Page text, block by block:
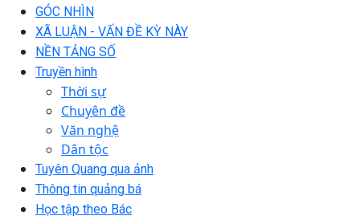
GÓC NHÌN
XÃ LUẬN - VẤN ĐỀ KỲ NÀY
NỀN TẢNG SỐ
Truyền hình
Thời sự
Chuyên đề
Văn nghệ
Dân tộc
Tuyên Quang qua ảnh
Thông tin quảng bá
Học tập theo Bác